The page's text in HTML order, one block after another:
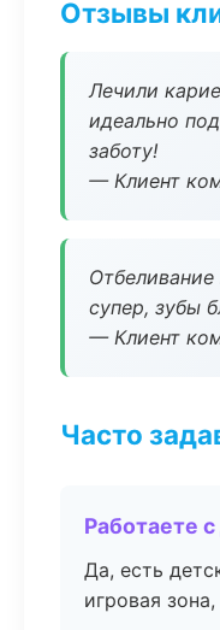
Отзывы
Лечили
идеально
заботу!
— Клиент
супер, зубы
— Клиент
Часто
Работаете
Да, есть
игровая